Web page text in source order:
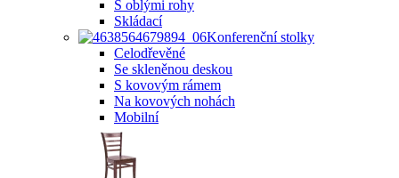
S oblými rohy
Skládací
Konferenční stolky
Celodřevěné
Se skleněnou deskou
S kovovým rámem
Na kovových nohách
Mobilní